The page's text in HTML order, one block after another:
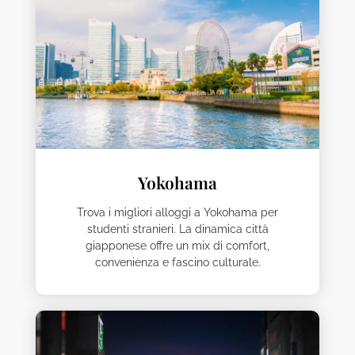
Yokohama
Trova i migliori alloggi a Yokohama per
studenti stranieri. La dinamica città
giapponese offre un mix di comfort,
convenienza e fascino culturale.